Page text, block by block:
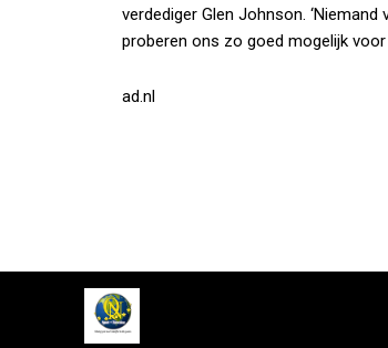
verdediger Glen Johnson.
proberen ons zo goed mogelijk
ad.nl